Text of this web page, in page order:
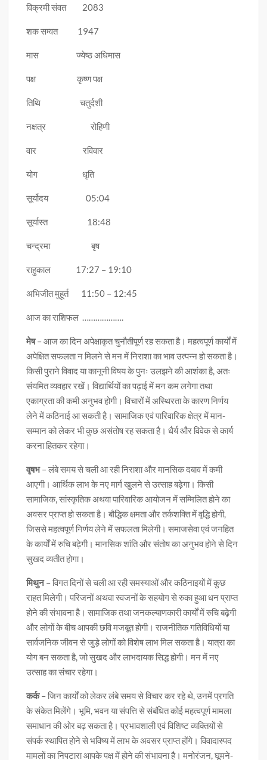
विक्रमी संवत 2083
शक सम्वत 1947
मास ज्येष्ठ अधिमास
पक्ष कृष्ण पक्ष
तिथि चतुर्दशी
नक्षत्र रोहिणी
वार रविवार
योग धृति
सूर्योदय 05:04
सूर्यास्त 18:48
चन्द्रमा बृष
राहुकाल 17:27 – 19:10
अभिजीत मुहूर्त 11:50 – 12:45
आज का राशिफल ……………….
मेष– आज का दिन अपेक्षाकृत चुनौतीपूर्ण रह सकता है। महत्वपूर्ण कार्यों में
अपेक्षित सफलता न मिलने से मन में निराशा का भाव उत्पन्न हो सकता है।
किसी पुराने विवाद या कानूनी विषय के पुनः उलझने की आशंका है, अतः
संयमित व्यवहार रखें। विद्यार्थियों का पढ़ाई में मन कम लगेगा तथा
एकाग्रता की कमी अनुभव होगी। विचारों में अस्थिरता के कारण निर्णय
लेने में कठिनाई आ सकती है। सामाजिक एवं पारिवारिक क्षेत्र में मान-
सम्मान को लेकर भी कुछ असंतोष रह सकता है। धैर्य और विवेक से कार्य
करना हितकर रहेगा।
वृषभ– लंबे समय से चली आ रही निराशा और मानसिक दबाव में कमी
आएगी। आर्थिक लाभ के नए मार्ग खुलने से उत्साह बढ़ेगा। किसी
सामाजिक, सांस्कृतिक अथवा पारिवारिक आयोजन में सम्मिलित होने का
अवसर प्राप्त हो सकता है। बौद्धिक क्षमता और तर्कशक्ति में वृद्धि होगी,
जिससे महत्वपूर्ण निर्णय लेने में सफलता मिलेगी। समाजसेवा एवं जनहित
के कार्यों में रुचि बढ़ेगी। मानसिक शांति और संतोष का अनुभव होने से दिन
सुखद व्यतीत होगा।
मिथुन– विगत दिनों से चली आ रही समस्याओं और कठिनाइयों में कुछ
राहत मिलेगी। परिजनों अथवा स्वजनों के सहयोग से रुका हुआ धन प्राप्त
होने की संभावना है। सामाजिक तथा जनकल्याणकारी कार्यों में रुचि बढ़ेगी
और लोगों के बीच आपकी छवि मजबूत होगी। राजनीतिक गतिविधियों या
सार्वजनिक जीवन से जुड़े लोगों को विशेष लाभ मिल सकता है। यात्रा का
योग बन सकता है, जो सुखद और लाभदायक सिद्ध होगी। मन में नए
उत्साह का संचार रहेगा।
कर्क– जिन कार्यों को लेकर लंबे समय से विचार कर रहे थे, उनमें प्रगति
के संकेत मिलेंगे। भूमि, भवन या संपत्ति से संबंधित कोई महत्वपूर्ण मामला
समाधान की ओर बढ़ सकता है। प्रभावशाली एवं विशिष्ट व्यक्तियों से
संपर्क स्थापित होने से भविष्य में लाभ के अवसर प्राप्त होंगे। विवादास्पद
मामलों का निपटारा आपके पक्ष में होने की संभावना है। मनोरंजन, घूमने-